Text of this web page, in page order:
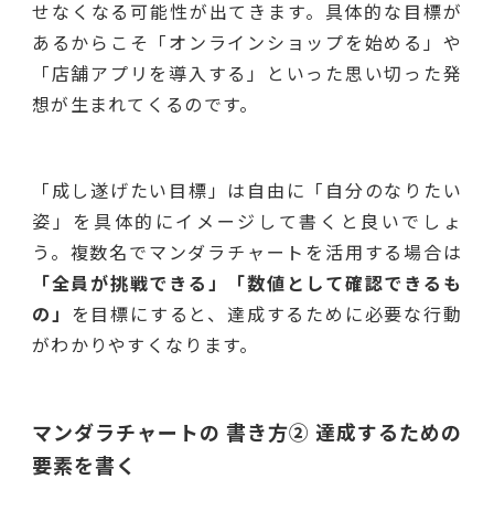
せなくなる可能性が出てきます。具体的な目標が
あるからこそ「オンラインショップを始める」や
「店舗アプリを導入する」といった思い切った発
想が生まれてくるのです。
「成し遂げたい目標」は自由に「自分のなりたい
姿」を具体的にイメージして書くと良いでしょ
う。複数名でマンダラチャートを活用する場合は
「全員が挑戦できる」「数値として確認できるも
の」 を目標にすると、達成するために必要な行動
がわかりやすくなります。
マンダラチャートの 書き方② 達成するための
要素を書く